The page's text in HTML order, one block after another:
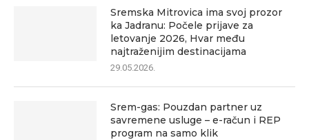
Sremska Mitrovica ima svoj prozor
ka Jadranu: Počele prijave za
letovanje 2026, Hvar među
najtraženijim destinacijama
29.05.2026.
Srem-gas: Pouzdan partner uz
savremene usluge – e-račun i REP
program na samo klik